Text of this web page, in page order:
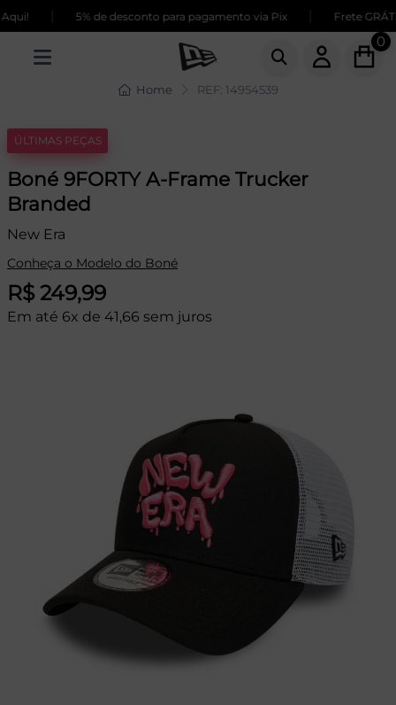
5% de desconto para pagamento via Pix Frete
0
Home REF: 14954539
ÚLTIMAS PEÇAS
Boné 9FORTY A-Frame Trucker
Branded
New Era
Conheça o Modelo do Boné
R$ 249,99
Em até 6x de 41,66 sem juros